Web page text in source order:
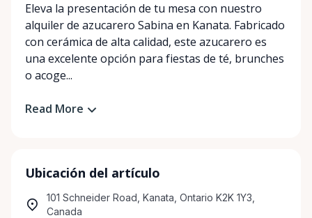
Eleva la presentación de tu mesa con nuestro
alquiler de azucarero Sabina en Kanata. Fabricado
con cerámica de alta calidad, este azucarero es
una excelente opción para fiestas de té, brunches
o acoge...
Read More
Ubicación del artículo
101 Schneider Road, Kanata, Ontario K2K 1Y3,
Canada